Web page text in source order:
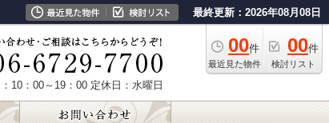
最終更新：2026年08月08日
00件
最近見た物件
00件
検討リスト
10：00～19：00 定休日：水曜日